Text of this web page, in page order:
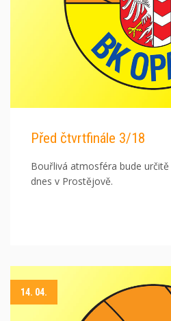
Před čtvrtfinále 3/18
Bouřlivá atmosféra bude
dnes v Prostějově.
14. 04.